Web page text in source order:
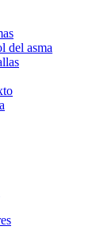
del asma